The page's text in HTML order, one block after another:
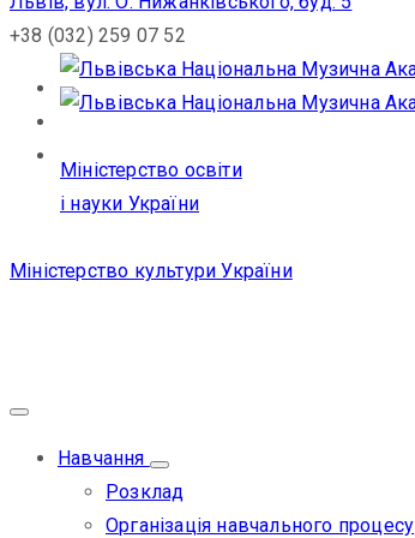
+38 (032) 259 07 52
Міністерство освіти
і науки України
Міністерство культури України
Навчання
Розклад
Організація навчального процесу